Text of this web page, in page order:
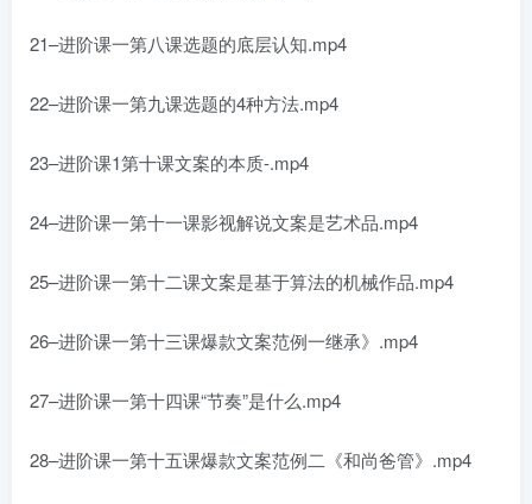
21–进阶课一第八课选题的底层认知.mp4
22–进阶课一第九课选题的4种方法.mp4
23–进阶课1第十课文案的本质-.mp4
24–进阶课一第十一课影视解说文案是艺术品.mp4
25–进阶课一第十二课文案是基于算法的机械作品.mp4
26–进阶课一第十三课爆款文案范例一继承》.mp4
27–进阶课一第十四课“节奏”是什么.mp4
28–进阶课一第十五课爆款文案范例二《和尚爸管》.mp4